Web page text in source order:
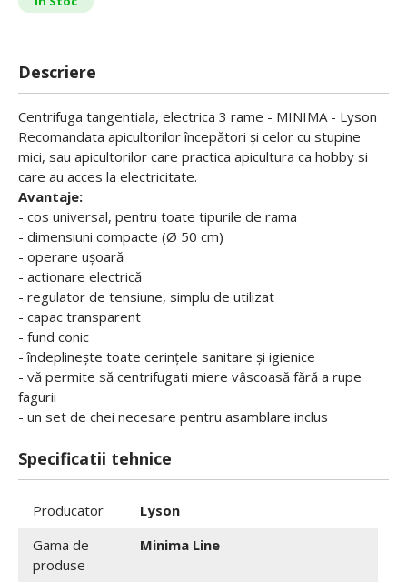
Descriere
Centrifuga tangentiala, electrica 3 rame - MINIMA - Lyson
Recomandata apicultorilor începători și celor cu stupine
mici, sau apicultorilor care practica apicultura ca hobby si
care au acces la electricitate.
Avantaje:
- cos universal, pentru toate tipurile de rama
- dimensiuni compacte (Ø 50 cm)
- operare ușoară
- actionare electrică
- regulator de tensiune, simplu de utilizat
- capac transparent
- fund conic
- îndeplinește toate cerințele sanitare și igienice
- vă permite să centrifugati miere vâscoasă fără a rupe
fagurii
- un set de chei necesare pentru asamblare inclus
Specificatii tehnice
Producator
Lyson
Gama de
produse
Minima Line